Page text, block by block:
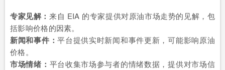
专家见解： 来自 EIA 的专家提供对原油市场走势的见解，包
括影响价格的因素。
新闻和事件：平台提供实时新闻和事件更新，可能影响原油
价格。
市场情绪： 平台收集市场参与者的情绪数据，提供对市场信